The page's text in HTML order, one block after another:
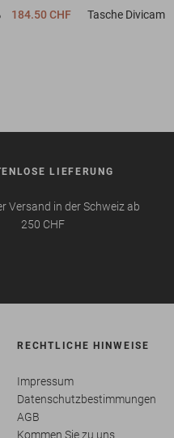
184.50 CHF Tasche Divicam
LIEFERUNG
Versand in der Schweiz ab
250 CHF
RECHTLICHE HINWEISE
Impressum
Datenschutzbestimmungen
AGB
Kommen Sie zu uns